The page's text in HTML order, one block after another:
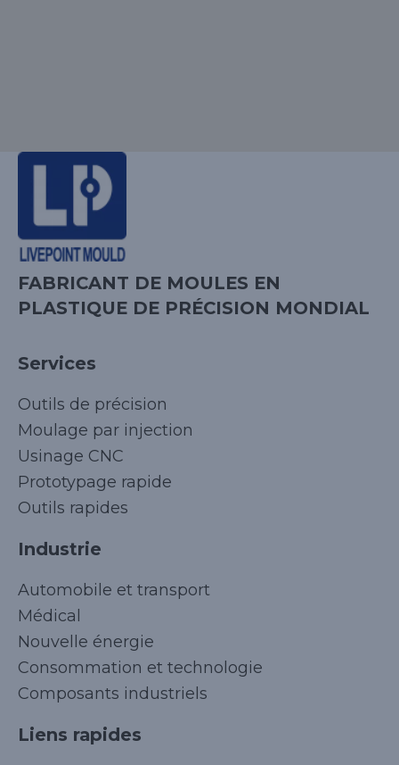
FABRICANT DE MOULES EN
PLASTIQUE DE PRÉCISION MONDIAL
Services
Outils de précision
Moulage par injection
Usinage CNC
Prototypage rapide
Outils rapides
Industrie
Automobile et transport
Médical
Nouvelle énergie
Consommation et technologie
Composants industriels
Liens rapides